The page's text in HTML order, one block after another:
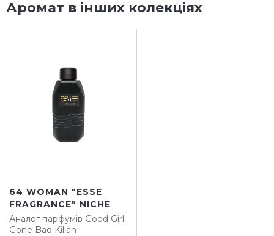
Аромат в інших колекціях
64 WOMAN "ESSE
FRAGRANCE" NICHE
Аналог парфумів Good Girl
Gone Bad Kilian